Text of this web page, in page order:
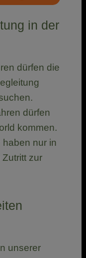
in der
dürfen die
dürfen
kommen.
nur in
zur
unserer